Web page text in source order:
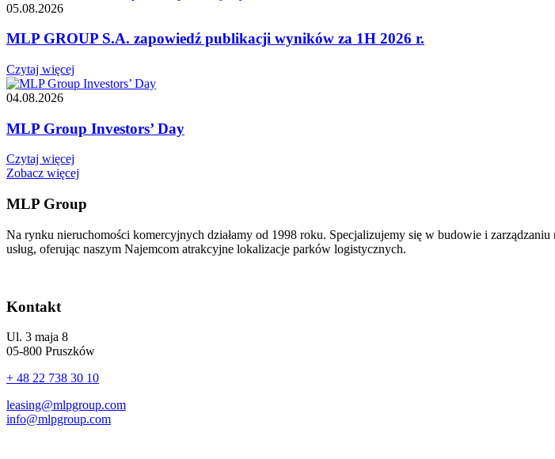
05.08.2026
MLP GROUP S.A. zapowiedź publikacji wyników za 1H 2026 r.
Czytaj więcej
04.08.2026
MLP Group Investors’ Day
Czytaj więcej
Zobacz więcej
MLP Group
Na rynku nieruchomości komercyjnych działamy od 1998 roku. Specjalizujemy się w budowie i
usług, oferując naszym Najemcom atrakcyjne lokalizacje parków logistycznych.
Kontakt
Ul. 3 maja 8
05-800 Pruszków
+ 48 22 738 30 10
leasing@mlpgroup.com
info@mlpgroup.com